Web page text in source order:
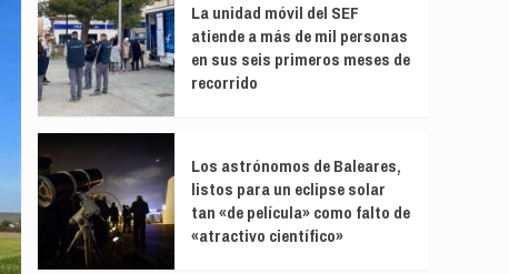
La unidad móvil del SEF
atiende a más de mil personas
en sus seis primeros meses de
recorrido
Los astrónomos de Baleares,
listos para un eclipse solar
tan «de película» como falto de
«atractivo científico»